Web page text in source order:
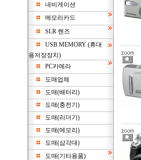
네비게이션
메모리카드
SLR 렌즈
USB MEMORY (휴대
용저장장치)
PC카메라
도매업체
도매(배터리)
도매(충전기)
도매(리더기)
도매(메모리)
도매(삼각대)
도매(기타용품)